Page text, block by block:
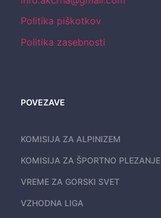
Politika piškotkov
Politika zasebnosti
POVEZAVE
KOMISIJA ZA ALPINIZEM
KOMISIJA ZA ŠPORTNO PLEZANJE
VREME ZA GORSKI SVET
VZHODNA LIGA